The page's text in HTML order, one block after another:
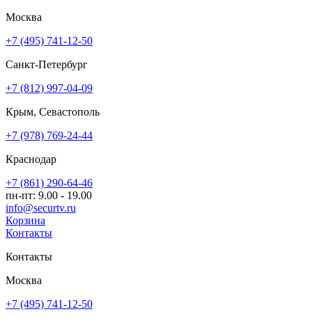
Москва
+7 (495) 741-12-50
Санкт-Петербург
+7 (812) 997-04-09
Крым, Севастополь
+7 (978) 769-24-44
Краснодар
+7 (861) 290-64-46
пн-пт: 9.00 - 19.00
info@securtv.ru
Корзина
Контакты
Контакты
Москва
+7 (495) 741-12-50